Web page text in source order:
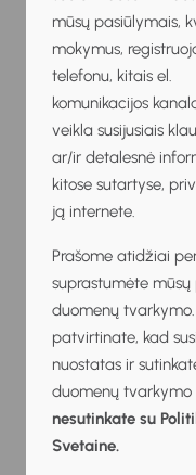
mūsų pasiūlymais,
mokymus,
telefonu, kitais el.
komunikacijos
veikla susijusiais
ar/ir detalesnė
kitose sutartyse,
ją internete.
Prašome atidžiai
suprastumėte
duomenų
patvirtinate, kad
nuostatas ir
duomenų tvarkymo
nesutinkate su
Svetaine.